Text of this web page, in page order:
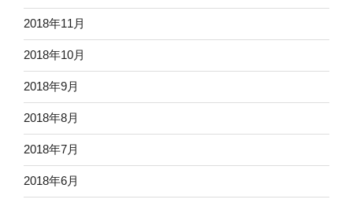
2018年11月
2018年10月
2018年9月
2018年8月
2018年7月
2018年6月